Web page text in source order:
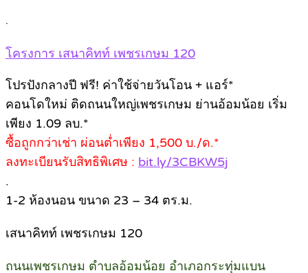
.
โครงการ เสนาคิทท์ เพชรเกษม 120
โปรปังกลางปี ฟรี! ค่าใช้จ่ายวันโอน + แอร์*
คอนโดใหม่ ติดถนนใหญ่เพชรเกษม ย่านอ้อมน้อย เริ่ม
เพียง 1.09 ลบ.*
ซื้อถูกกว่าเช่า ผ่อนต่ำเพียง 1,500 บ./ด.*
ลงทะเบียนรับสิทธิพิเศษ : bit.ly/3CBKW5j
.
1-2 ห้องนอน ขนาด 23 – 34 ตร.ม.
เสนาคิทท์ เพชรเกษม 120
ถนนเพชรเกษม ตำบลอ้อมน้อย อำเภอกระทุ่มแบน